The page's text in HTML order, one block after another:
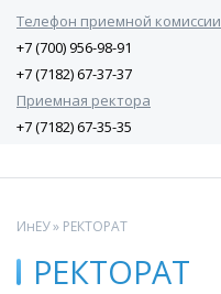
Телефон приемной комиссии
+7 (700) 956-98-91
+7 (7182) 67-37-37
Приемная ректора
+7 (7182) 67-35-35
ИнЕУ» РЕКТОРАТ
РЕКТОРАТ